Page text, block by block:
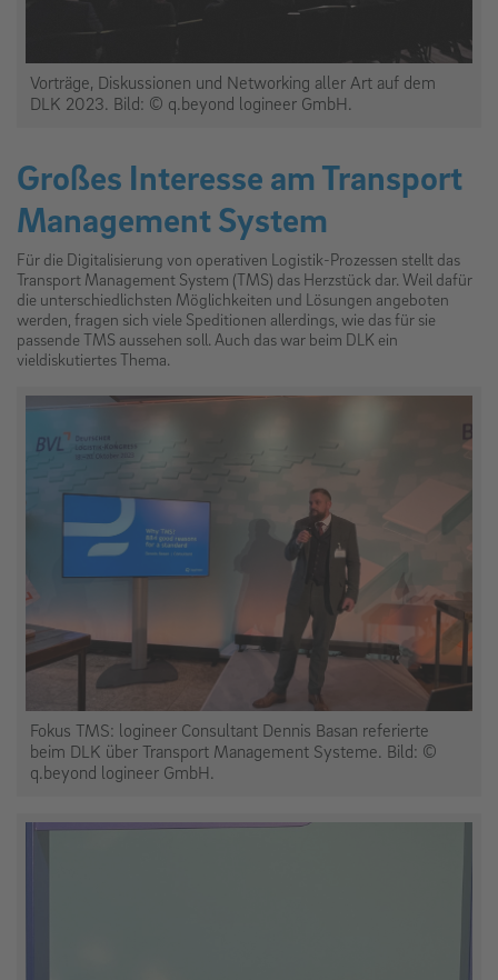
Vorträge, Diskussionen und Networking aller Art auf dem
DLK 2023. Bild: © q.beyond logineer GmbH.
Großes Interesse am Transport
Management System
Für die Digitalisierung von operativen Logistik-Prozessen stellt das
Transport Management System (TMS) das Herzstück dar. Weil dafür
die unterschiedlichsten Möglichkeiten und Lösungen angeboten
werden, fragen sich viele Speditionen allerdings, wie das für sie
passende TMS aussehen soll. Auch das war beim DLK ein
vieldiskutiertes Thema.
Fokus TMS: logineer Consultant Dennis Basan referierte
beim DLK über Transport Management Systeme. Bild: ©
q.beyond logineer GmbH.